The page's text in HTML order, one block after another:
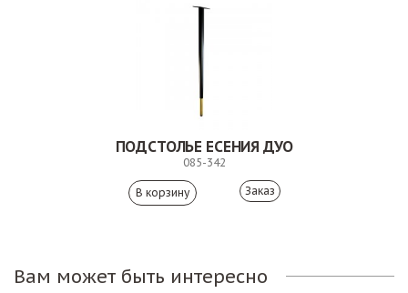
ПОДСТОЛЬЕ ЕСЕНИЯ ДУО
085-342
Заказ
Вам может быть интересно